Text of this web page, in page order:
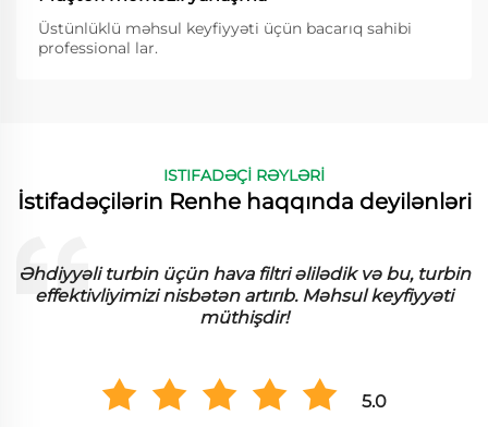
Üstünlüklü məhsul keyfiyyəti üçün bacarıq sahibi
professional lar.
ISTIFADƏÇİ RƏYLƏRİ
İstifadəçilərin Renhe haqqında deyilənləri
Əhdiyyəli turbin üçün hava filtri əlilədik və bu, turbin
effektivliyimizi nisbətən artırıb. Məhsul keyfiyyəti
müthişdir!
5.0